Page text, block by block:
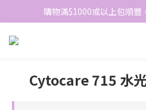
網站免費登記會員，會員優
購物滿$1000或以上包順豐
網站免費登記會員，會員優
Cytocare 715 水